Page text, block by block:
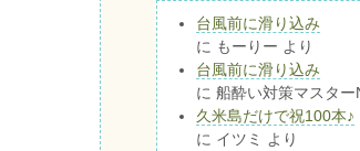
台風前に滑り込み
に もーりー より
台風前に滑り込み
に 船酔い対策マスター
久米島だけで祝100本♪
に イツミ
より